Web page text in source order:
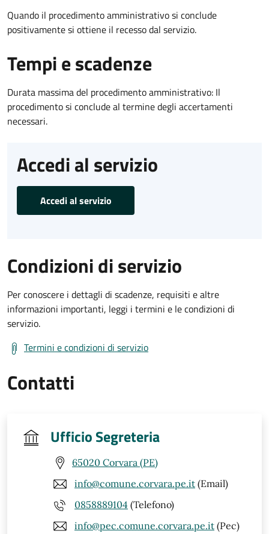
Quando il procedimento amministrativo si conclude
positivamente si ottiene il recesso dal servizio.
Tempi e scadenze
Durata massima del procedimento amministrativo: Il
procedimento si conclude al termine degli accertamenti
necessari.
Accedi al servizio
Accedi al servizio
Condizioni di servizio
Per conoscere i dettagli di scadenze, requisiti e altre
informazioni importanti, leggi i termini e le condizioni di
servizio.
Termini e condizioni di servizio
Contatti
Ufficio Segreteria
65020 Corvara (PE)
info@comune.corvara.pe.it (Email)
0858889104 (Telefono)
info@pec.comune.corvara.pe.it (Pec)